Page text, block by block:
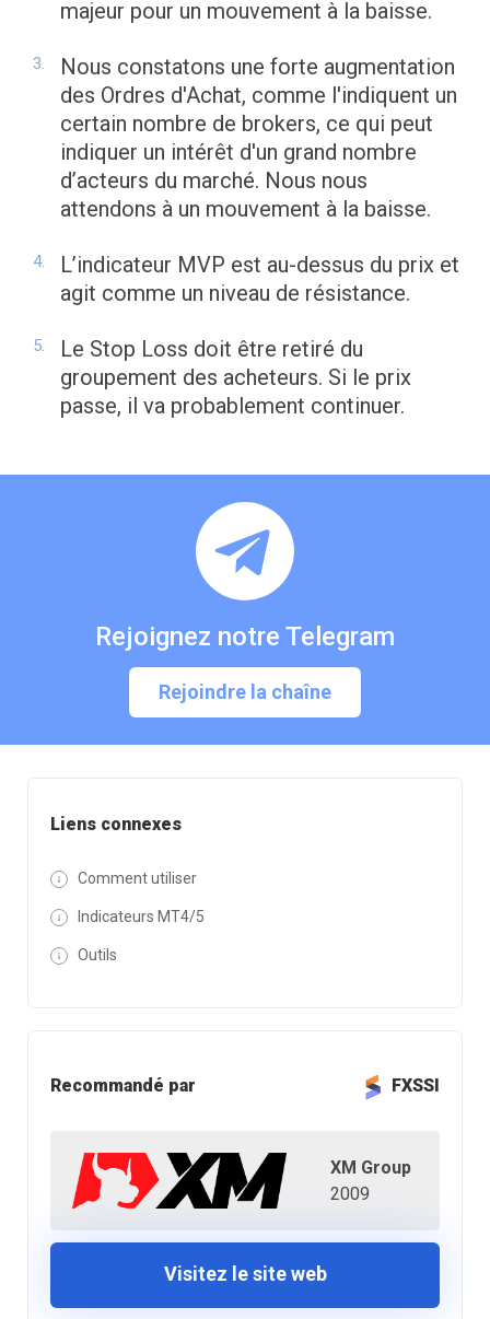
Liens connexes
Comment utiliser
Indicateurs MT4/5
Outils
Recommandé par FXSSI
XM Group
2009
Visitez le site web
majeur pour un mouvement à la baisse.
Nous constatons une forte augmentation
des Ordres d'Achat, comme l'indiquent un
certain nombre de brokers, ce qui peut
indiquer un intérêt d'un grand nombre
d’acteurs du marché. Nous nous
attendons à un mouvement à la baisse.
L’indicateur MVP est au-dessus du prix et
agit comme un niveau de résistance.
Le Stop Loss doit être retiré du
groupement des acheteurs. Si le prix
passe, il va probablement continuer.
Rejoignez notre Telegram
Rejoindre la chaîne